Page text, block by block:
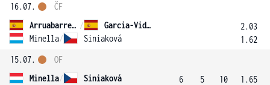
16.07.
Arruabarrena-Vecino /
Garcia-Vidagany
Minella/ Siniaková
ČF
2.03
1.62
15.07.
Minella/
Siniaková
OF
6
5
10
1.65